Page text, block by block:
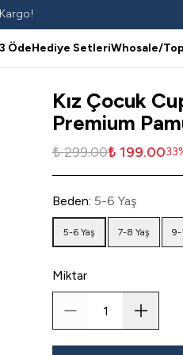
ÖdeHediye SetleriWhosale/
Kız Çocuk
Premium
₺ 299.00₺ 199.0033
Beden: 5-6 Yaş
5-6 Yaş 7-8 Yaş 9-
Miktar